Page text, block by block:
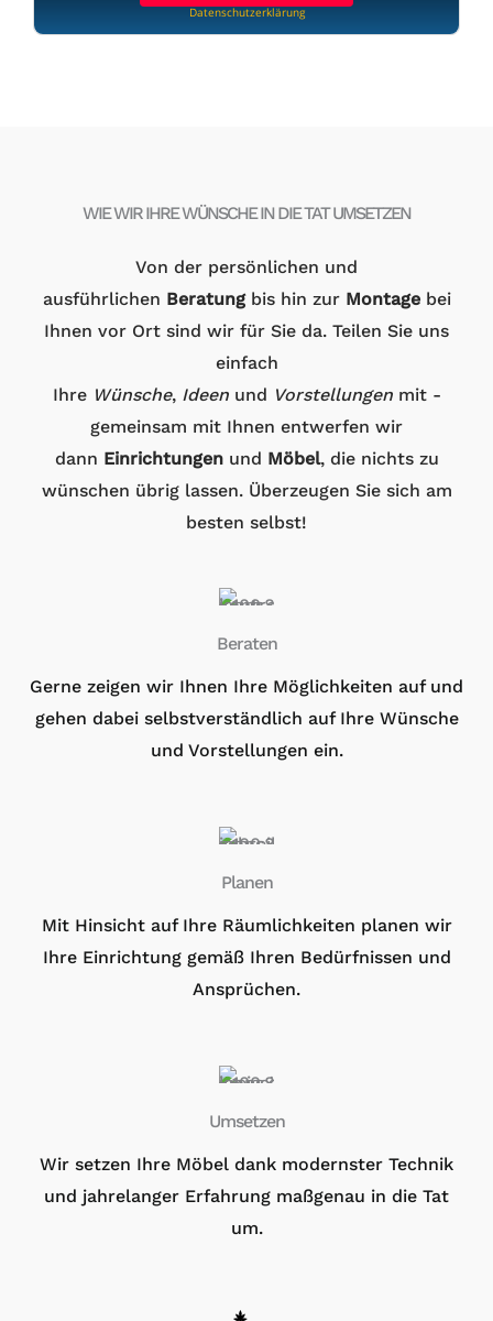
Datenschutzerklärung
WIE WIR IHRE WÜNSCHE IN DIE TAT UMSETZEN
Von der persönlichen und
ausführlichen Beratungbis hin zur Montagebei
Ihnen vor Ort sind wir für Sie da. Teilen Sie uns
einfach
Ihre Wünsche, Ideenund Vorstellungenmit -
gemeinsam mit Ihnen entwerfen wir
dann Einrichtungenund Möbel, die nichts zu
wünschen übrig lassen. Überzeugen Sie sich am
besten selbst!
Beraten
Gerne zeigen wir Ihnen Ihre Möglichkeiten auf und
gehen dabei selbstverständlich auf Ihre Wünsche
und Vorstellungen ein.
Planen
Mit Hinsicht auf Ihre Räumlichkeiten planen wir
Ihre ​Einrichtung gemäß Ihren Bedürfnissen und
Ansprüchen.
Umsetzen
Wir setzen Ihre Möbel dank modernster Technik
und jahrelanger Erfahrung maßgenau in die Tat
um.